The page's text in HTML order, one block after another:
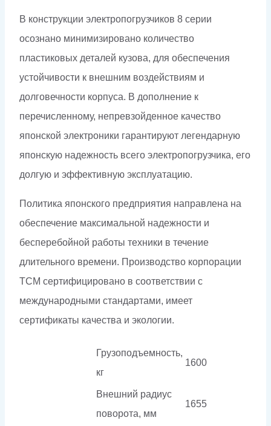
В конструкции электропогрузчиков 8 серии
осознано минимизировано количество
пластиковых деталей кузова, для обеспечения
устойчивости к внешним воздействиям и
долговечности корпуса. В дополнение к
перечисленному, непревзойденное качество
японской электроники гарантируют легендарную
японскую надежность всего электропогрузчика, его
долгую и эффективную эксплуатацию.
Политика японского предприятия направлена на
обеспечение максимальной надежности и
бесперебойной работы техники в течение
длительного времени. Производство корпорации
ТСМ сертифицировано в соответствии с
международными стандартами, имеет
сертификаты качества и экологии.
Грузоподъемность,
кг
1600
Внешний радиус
поворота, мм
1655